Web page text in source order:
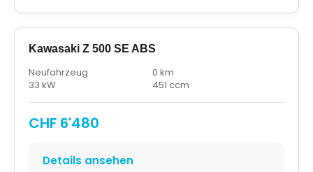
Kawasaki Z 500 SE ABS
Neufahrzeug
0 km
33 kW
451 ccm
CHF 6'480
Details ansehen